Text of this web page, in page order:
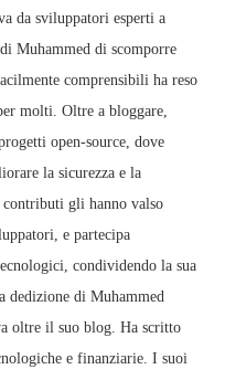
da sviluppatori esperti a
Muhammed di scomporre
comprensibili ha reso
molti. Oltre a bloggare,
open-source, dove
la sicurezza e la
gli hanno valso
e partecipa
condividendo la sua
dedizione di Muhammed
oltre il suo blog. Ha scritto
e finanziarie. I suoi